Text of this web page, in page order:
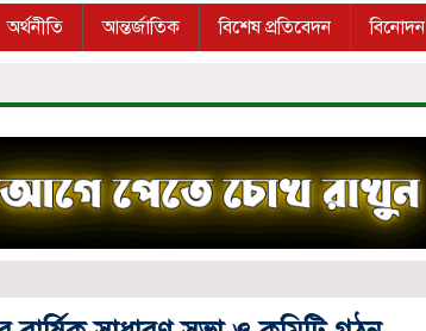
অর্থনীতি আন্তর্জাতিক বিশেষ প্রতিবেদন বিনোদন